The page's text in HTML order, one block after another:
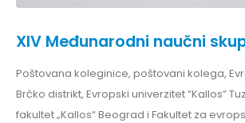
XIV Međunarodni naučni
Poštovana koleginice, poštovani kolega,
Brčko distrikt, Evropski univerzitet “Kallos”
fakultet „Kallos“ Beograd i Fakultet za